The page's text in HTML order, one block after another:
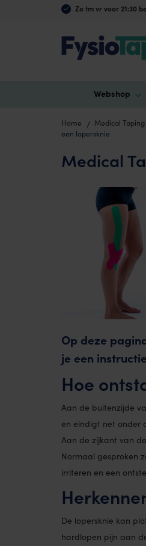
Zo tm vr voor 21:30
Webshop
Home Medical
een lopersknie
Medical
Op deze
je een
Hoe
Aan de buitenzijde
en eindigt net onder
Aan de zijkant van
Normaal gesproken
irriteren en een
De lopersknie kan
hardlopen pijn aan